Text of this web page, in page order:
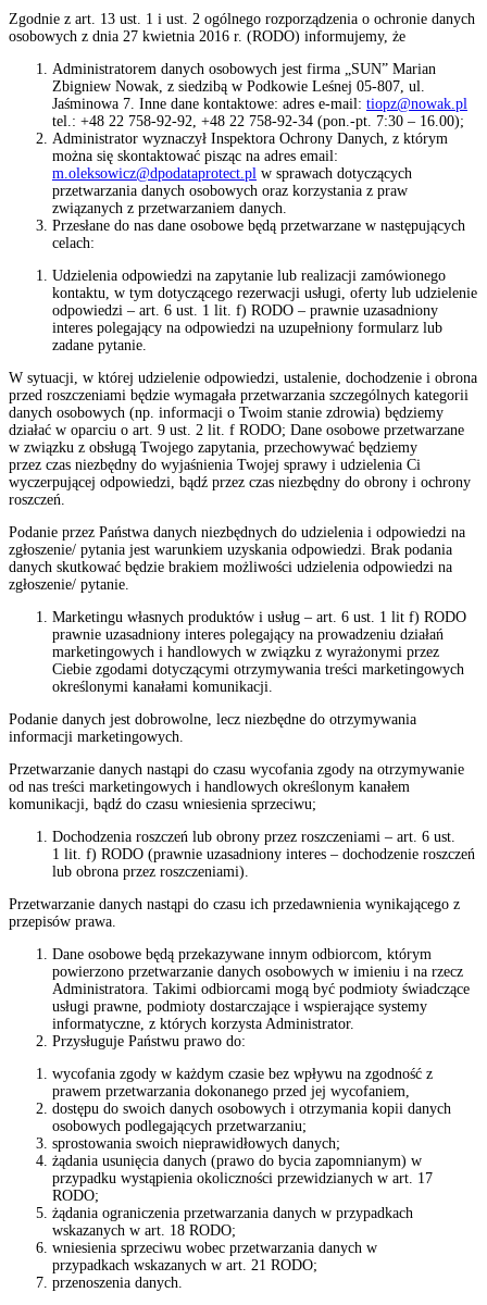
Zgodnie z art. 13 ust. 1 i ust. 2 ogólnego rozporządzenia o ochronie danych
osobowych z dnia 27 kwietnia 2016 r. (RODO) informujemy, że
Administratorem danych osobowych jest firma „SUN” Marian
Zbigniew Nowak, z siedzibą w Podkowie Leśnej 05-807, ul.
Jaśminowa 7. Inne dane kontaktowe: adres e-mail: tiopz@nowak.pl
tel.: +48 22 758-92-92, +48 22 758-92-34 (pon.-pt. 7:30 – 16.00);
Administrator wyznaczył Inspektora Ochrony Danych, z którym
można się skontaktować pisząc na adres email:
m.oleksowicz@dpodataprotect.pl w sprawach dotyczących
przetwarzania danych osobowych oraz korzystania z praw
związanych z przetwarzaniem danych.
Przesłane do nas dane osobowe będą przetwarzane w następujących
celach:
Udzielenia odpowiedzi na zapytanie lub realizacji zamówionego
kontaktu, w tym dotyczącego rezerwacji usługi, oferty lub udzielenie
odpowiedzi – art. 6 ust. 1 lit. f) RODO – prawnie uzasadniony
interes polegający na odpowiedzi na uzupełniony formularz lub
zadane pytanie.
W sytuacji, w której udzielenie odpowiedzi, ustalenie, dochodzenie i obrona
przed roszczeniami będzie wymagała przetwarzania szczególnych kategorii
danych osobowych (np. informacji o Twoim stanie zdrowia) będziemy
działać w oparciu o art. 9 ust. 2 lit. f RODO; Dane osobowe przetwarzane
w związku z obsługą Twojego zapytania, przechowywać będziemy
przez czas niezbędny do wyjaśnienia Twojej sprawy i udzielenia Ci
wyczerpującej odpowiedzi, bądź przez czas niezbędny do obrony i ochrony
roszczeń.
Podanie przez Państwa danych niezbędnych do udzielenia i odpowiedzi na
zgłoszenie/ pytania jest warunkiem uzyskania odpowiedzi. Brak podania
danych skutkować będzie brakiem możliwości udzielenia odpowiedzi na
zgłoszenie/ pytanie.
Marketingu własnych produktów i usług – art. 6 ust. 1 lit f) RODO
prawnie uzasadniony interes polegający na prowadzeniu działań
marketingowych i handlowych w związku z wyrażonymi przez
Ciebie zgodami dotyczącymi otrzymywania treści marketingowych
określonymi kanałami komunikacji.
Podanie danych jest dobrowolne, lecz niezbędne do otrzymywania
informacji marketingowych.
Przetwarzanie danych nastąpi do czasu wycofania zgody na otrzymywanie
od nas treści marketingowych i handlowych określonym kanałem
komunikacji, bądź do czasu wniesienia sprzeciwu;
Dochodzenia roszczeń lub obrony przez roszczeniami – art. 6 ust.
1 lit. f) RODO (prawnie uzasadniony interes – dochodzenie roszczeń
lub obrona przez roszczeniami).
Przetwarzanie danych nastąpi do czasu ich przedawnienia wynikającego z
przepisów prawa.
Dane osobowe będą przekazywane innym odbiorcom, którym
powierzono przetwarzanie danych osobowych w imieniu i na rzecz
Administratora. Takimi odbiorcami mogą być podmioty świadczące
usługi prawne, podmioty dostarczające i wspierające systemy
informatyczne, z których korzysta Administrator.
Przysługuje Państwu prawo do:
wycofania zgody w każdym czasie bez wpływu na zgodność z
prawem przetwarzania dokonanego przed jej wycofaniem,
dostępu do swoich danych osobowych i otrzymania kopii danych
osobowych podlegających przetwarzaniu;
sprostowania swoich nieprawidłowych danych;
żądania usunięcia danych (prawo do bycia zapomnianym) w
przypadku wystąpienia okoliczności przewidzianych w art. 17
RODO;
żądania ograniczenia przetwarzania danych w przypadkach
wskazanych w art. 18 RODO;
wniesienia sprzeciwu wobec przetwarzania danych w
przypadkach wskazanych w art. 21 RODO;
przenoszenia danych.